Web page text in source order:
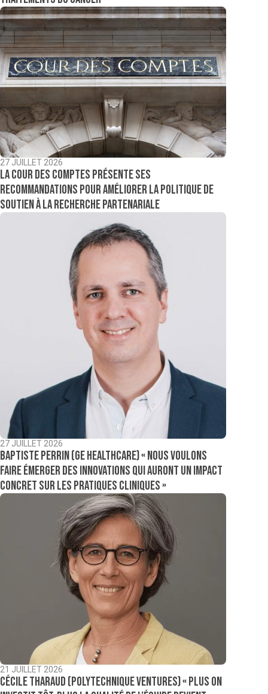
27 JUILLET 2026
La Cour des comptes présente ses
recommandations pour améliorer la politique de
soutien à la recherche partenariale
27 JUILLET 2026
Baptiste Perrin (GE Healthcare) « Nous voulons
faire émerger des innovations qui auront un impact
concret sur les pratiques cliniques »
21 JUILLET 2026
Cécile Tharaud (Polytechnique Ventures) « Plus on